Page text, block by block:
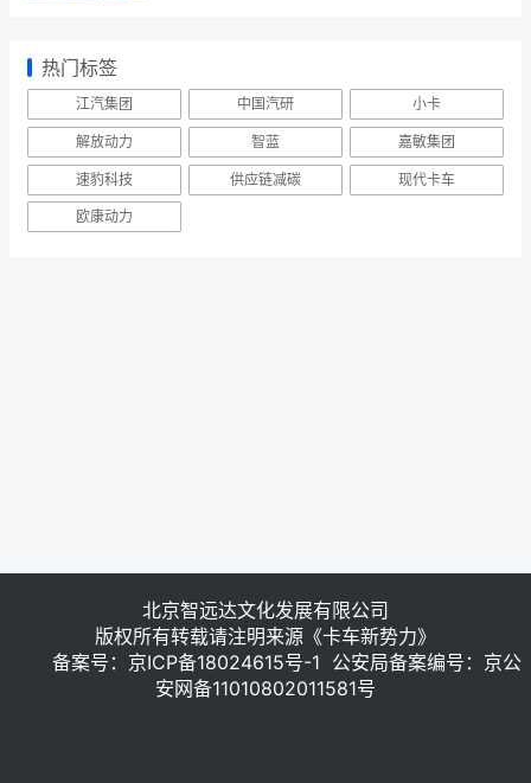
热门标签
江汽集团 中国汽研 小卡
解放动力 智蓝 嘉敏集团
速豹科技 供应链减碳 现代卡车
欧康动力
北京智远达文化发展有限公司
版权所有转载请注明来源《卡车新势力》
备案号： 京ICP备18024615号-1 公安局备案编号：京公
安网备11010802011581号